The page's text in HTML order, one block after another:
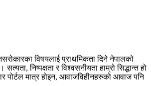
विषयलाई प्राथमिकता दिने नेपालको
निष्पक्षता र विश्वसनीयता हाम्रो सिद्धान्त हो
पोर्टल मात्र होइन, आवाजविहीनहरुको आवाज पनि